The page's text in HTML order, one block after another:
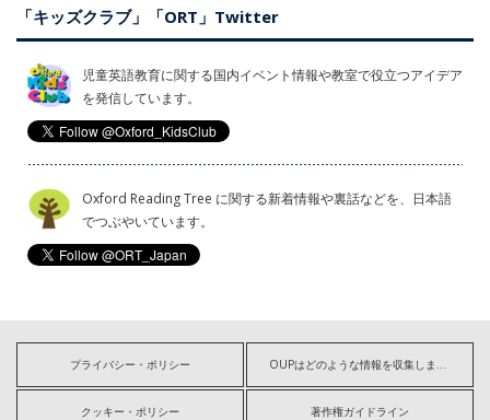
「キッズクラブ」「ORT」Twitter
児童英語教育に関する国内イベント情報や教室で役立つアイデア
を発信しています。
Oxford Reading Tree に関する新着情報や裏話などを、日本語
でつぶやいています。
プライバシー・ポリシー OUPはどのような情報を収集しますか?
クッキー・ポリシー 著作権ガイドライン